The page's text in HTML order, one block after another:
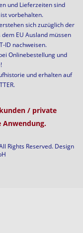
und Lieferzeiten sind
vorbehalten.
sich zuzüglich der
EU Ausland müssen
ID nachweisen.
Onlinebestellung und
und erhalten auf
/ private
Anwendung.
Rights Reserved. Design